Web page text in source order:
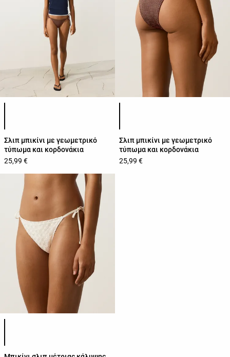
Σλιπ μπικίνι με γεωμετρικό
τύπωμα και κορδονάκια
25,99 €
Σλιπ μπικίνι με γεωμετρικό
τύπωμα και κορδονάκια
25,99 €
Λίστα χρωμάτων προϊόντος